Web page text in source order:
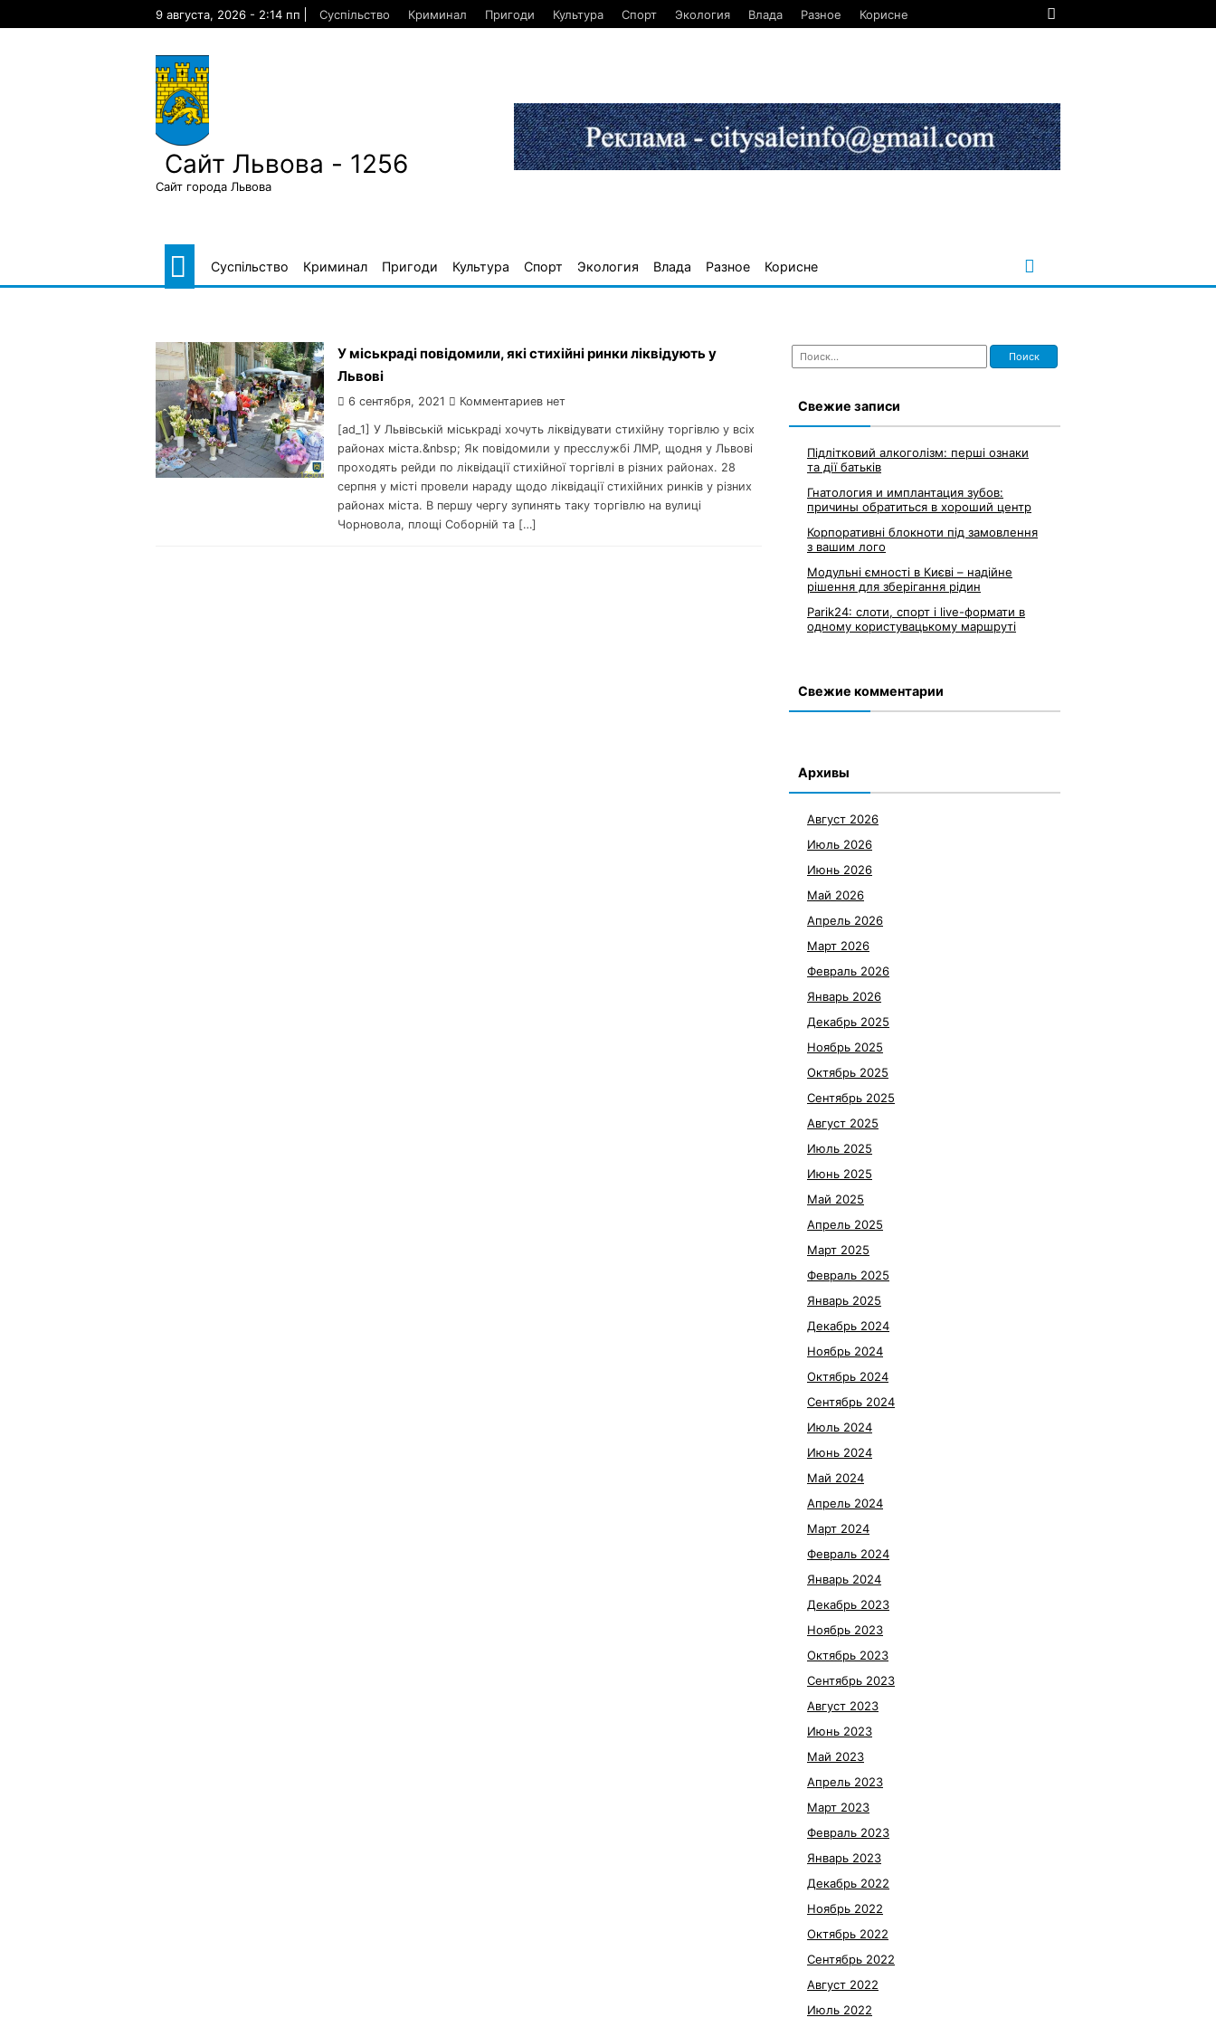
9 августа, 2026 - 2:14 пп Суспільство Криминал Пригоди Культура Спорт Экология Влада Разное Корисне
Сайт Львова - 1256
Сайт города Львова
Суспільство Криминал Пригоди Культура Спорт Экология Влада Разное Корисне
У міськраді повідомили, які стихійні ринки ліквідують у
Львові
6 сентября, 2021 Комментариев нет
[ad_1] У Львівській міськраді хочуть ліквідувати стихійну торгівлю у всіх
районах міста.&nbsp; Як повідомили у пресслужбі ЛМР, щодня у Львові
проходять рейди по ліквідації стихійної торгівлі в різних районах. 28
серпня у місті провели нараду щодо ліквідації стихійних ринків у різних
районах міста. В першу чергу зупинять таку торгівлю на вулиці
Чорновола, площі Соборній та […]
Найти:
Свежие записи
Підлітковий алкоголізм: перші ознаки
та дії батьків
Гнатология и имплантация зубов:
причины обратиться в хороший центр
Корпоративні блокноти під замовлення
з вашим лого
Модульні ємності в Києві – надійне
рішення для зберігання рідин
Parik24: слоти, спорт і live-формати в
одному користувацькому маршруті
Свежие комментарии
Архивы
Август 2026
Июль 2026
Июнь 2026
Май 2026
Апрель 2026
Март 2026
Февраль 2026
Январь 2026
Декабрь 2025
Ноябрь 2025
Октябрь 2025
Сентябрь 2025
Август 2025
Июль 2025
Июнь 2025
Май 2025
Апрель 2025
Март 2025
Февраль 2025
Январь 2025
Декабрь 2024
Ноябрь 2024
Октябрь 2024
Сентябрь 2024
Июль 2024
Июнь 2024
Май 2024
Апрель 2024
Март 2024
Февраль 2024
Январь 2024
Декабрь 2023
Ноябрь 2023
Октябрь 2023
Сентябрь 2023
Август 2023
Июнь 2023
Май 2023
Апрель 2023
Март 2023
Февраль 2023
Январь 2023
Декабрь 2022
Ноябрь 2022
Октябрь 2022
Сентябрь 2022
Август 2022
Июль 2022